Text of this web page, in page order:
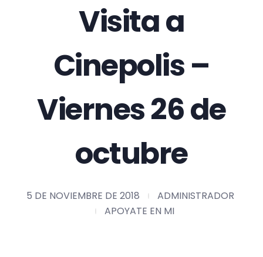
Visita a
Cinepolis –
Viernes 26 de
octubre
5 DE NOVIEMBRE DE 2018
ADMINISTRADOR
APOYATE EN MI